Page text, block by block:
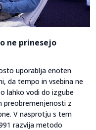
ne prinesejo
uporablja enoten
da tempo in vsebina ne
lahko vodi do izgube
preobremenjenosti z
V nasprotju s tem
razvija metodo